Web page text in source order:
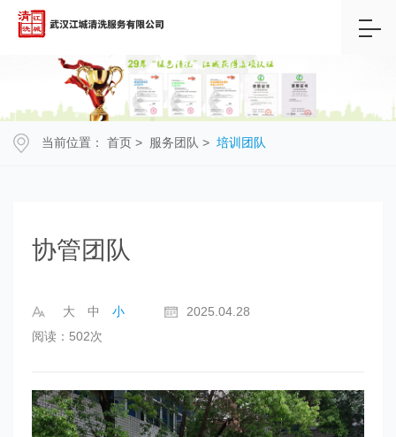
当前位置： 首页 > 服务团队 > 培训团队
协管团队
大 中 小
2025.04.28
阅读：502次